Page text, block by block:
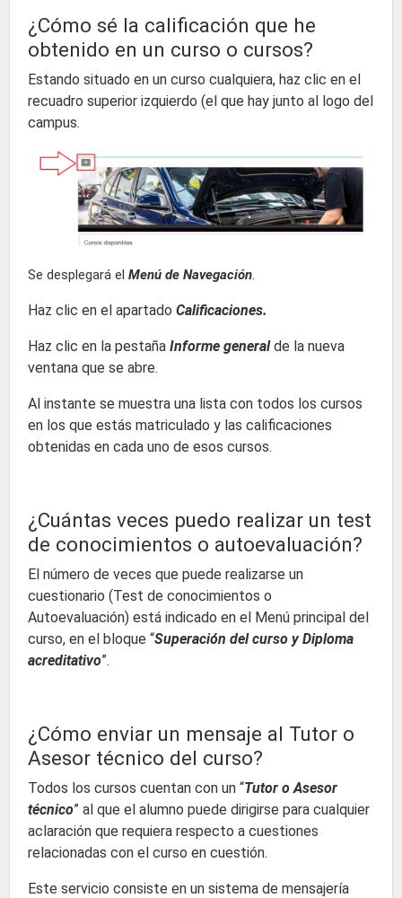
¿Cómo sé la calificación que he
obtenido en un curso o cursos?
Estando situado en un curso cualquiera, haz clic en el
recuadro superior izquierdo (el que hay junto al logo del
campus.
Se desplegará el Menú de Navegación.
Haz clic en el apartado Calificaciones.
Haz clic en la pestaña Informe generalde la nueva
ventana que se abre.
Al instante se muestra una lista con todos los cursos
en los que estás matriculado y las calificaciones
obtenidas en cada uno de esos cursos.
¿Cuántas veces puedo realizar un test
de conocimientos o autoevaluación?
El número de veces que puede realizarse un
cuestionario (Test de conocimientos o
Autoevaluación) está indicado en el Menú principal del
curso, en el bloque “Superación del curso y Diploma
acreditativo”.
¿Cómo enviar un mensaje al Tutor o
Asesor técnico del curso?
Todos los cursos cuentan con un “Tutor o Asesor
técnico” al que el alumno puede dirigirse para cualquier
aclaración que requiera respecto a cuestiones
relacionadas con el curso en cuestión.
Este servicio consiste en un sistema de mensajería